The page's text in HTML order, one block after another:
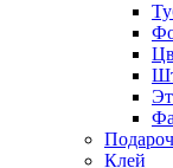
Клей